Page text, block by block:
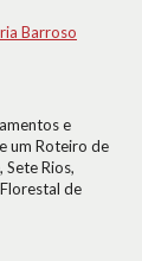
Barroso
e
um Roteiro de
Rios,
de